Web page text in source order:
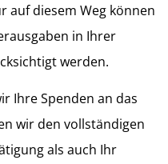
auf diesem Weg können
in Ihrer
werden.
Ihre Spenden an das
wir den vollständigen
als auch Ihr